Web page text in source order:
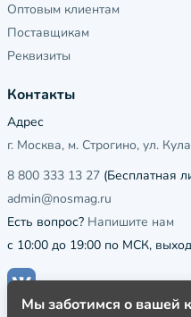
Оптовым клиентам
Поставщикам
Реквизиты
Контакты
Адрес
г. Москва, м. Строгино, ул.
8 800 333 13 27 (Бесплатная
admin@nosmag.ru
Есть вопрос? Напишите нам
с 10:00 до 19:00 по МСК,
Мы заботимся о вашей